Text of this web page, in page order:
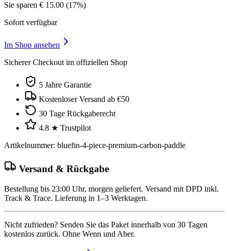
Sie sparen € 15.00 (17%)
Sofort verfügbar
Im Shop ansehen
Sicherer Checkout im offiziellen Shop
5 Jahre Garantie
Kostenloser Versand ab €50
30 Tage Rückgaberecht
4.8 ★ Trustpilot
Artikelnummer: bluefin-4-piece-premium-carbon-paddle
Versand & Rückgabe
Bestellung bis 23:00 Uhr, morgen geliefert. Versand mit DPD inkl.
Track & Trace. Lieferung in 1–3 Werktagen.
Nicht zufrieden? Senden Sie das Paket innerhalb von 30 Tagen
kostenlos zurück. Ohne Wenn und Aber.